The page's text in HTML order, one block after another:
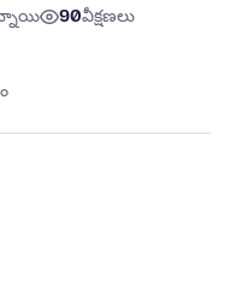
90వీక్షణలు